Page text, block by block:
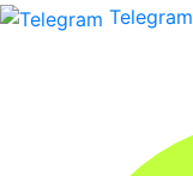
Telegram